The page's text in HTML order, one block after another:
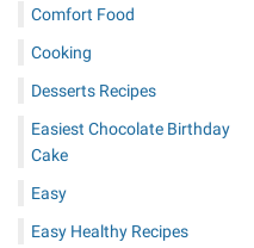
Comfort Food
Cooking
Desserts Recipes
Easiest Chocolate Birthday
Cake
Easy
Easy Healthy Recipes